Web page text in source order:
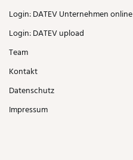
Login: DATEV Unternehmen online
Login: DATEV upload
Team
Kontakt
Datenschutz
Impressum